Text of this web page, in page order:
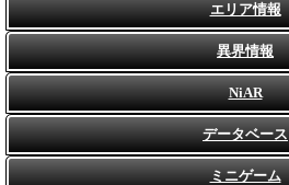
エリア情報
異界情報
NiAR
データベース
ミニゲーム